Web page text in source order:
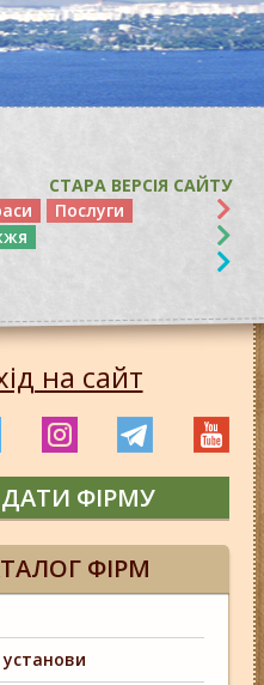
СТАРА ВЕРСІЯ САЙТУ
Послуги
на сайт
ФІРМУ
ФІРМ